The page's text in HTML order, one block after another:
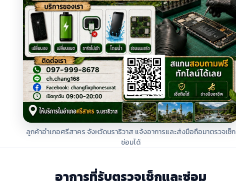
ลูกค้าอำเภอศรีสาคร จังหวัดนราธิวาส แจ้งอาการและส่งมือถือมาตรวจเช็ก
ซ่อมได้
อาการที่รับตรวจเช็กและซ่อม